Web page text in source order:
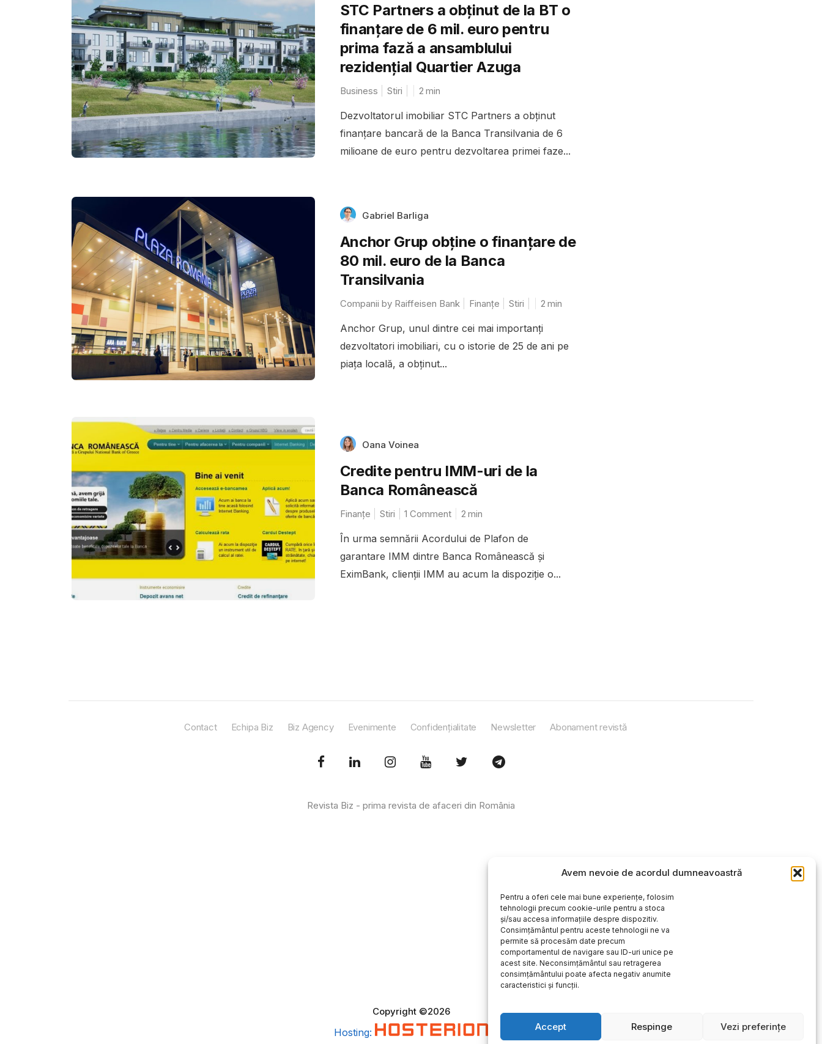
Avem nevoie de acordul dumneavoastră
Pentru a oferi cele mai bune experiențe, folosim
tehnologii precum cookie-urile pentru a stoca
și/sau accesa informațiile despre dispozitiv.
Consimțământul pentru aceste tehnologii ne va
permite să procesăm date precum
comportamentul de navigare sau ID-uri unice pe
acest site. Neconsimțământul sau retragerea
consimțământului poate afecta negativ anumite
caracteristici și funcții.
Accept Respinge Vezi preferințe
STC Partners a obținut de la BT o
finanțare de 6 mil. euro pentru
prima fază a ansamblului
rezidențial Quartier Azuga
Business Stiri 2 min
Dezvoltatorul imobiliar STC Partners a obținut
finanțare bancară de la Banca Transilvania de 6
milioane de euro pentru dezvoltarea primei faze...
Gabriel Barliga
Anchor Grup obține o finanțare de
80 mil. euro de la Banca
Transilvania
Companii by Raiffeisen Bank Finanțe Stiri 2 min
Anchor Grup, unul dintre cei mai importanți
dezvoltatori imobiliari, cu o istorie de 25 de ani pe
piața locală, a obținut...
Oana Voinea
Credite pentru IMM-uri de la
Banca Românească
Finanțe Stiri 1 Comment 2 min
În urma semnării Acordului de Plafon de
garantare IMM dintre Banca Românească şi
EximBank, clienţii IMM au acum la dispoziţie o...
Contact Echipa Biz Biz Agency Evenimente Confidențialitate Newsletter Abonament revistă
Revista Biz - prima revista de afaceri din România
Copyright ©2026
Hosting: